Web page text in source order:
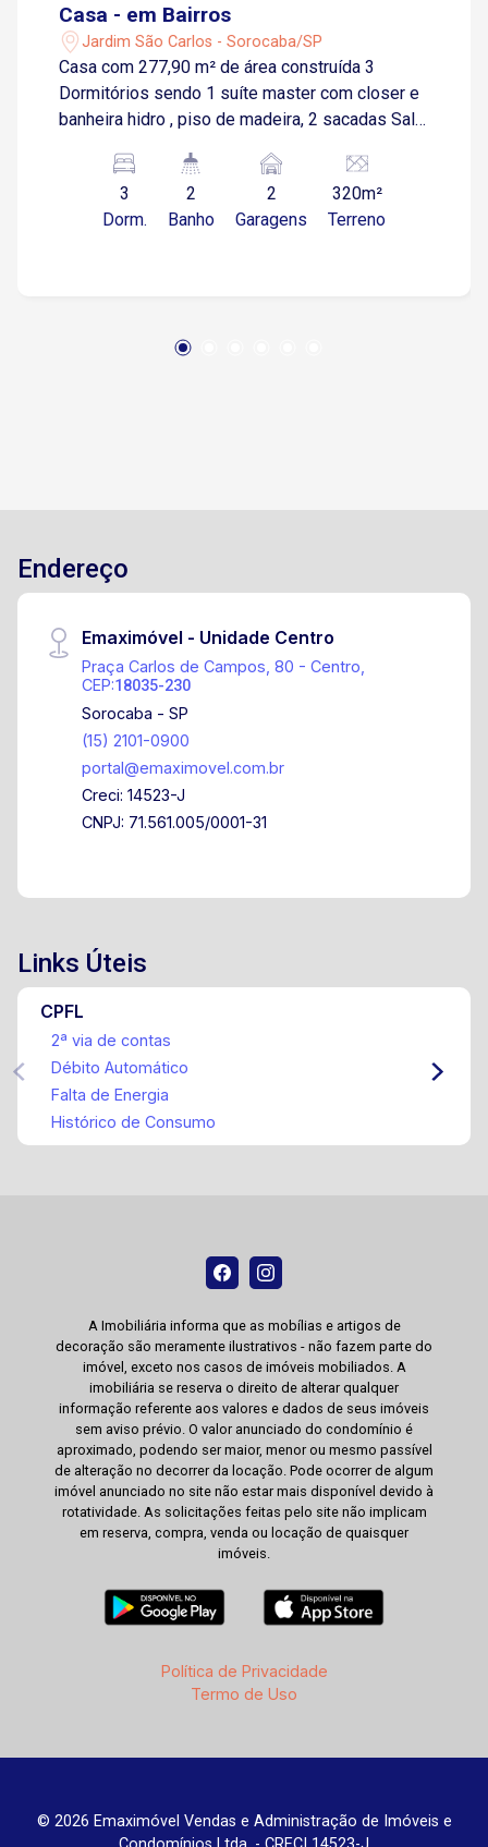
Casa - em Bairros
Jardim São Carlos - Sorocaba/SP
Casa com 277,90 m² de área construída 3
Dormitórios sendo 1 suíte master com closer e
banheira hidro , piso de madeira, 2 sacadas Sala
banheiros social Área de serviço Lavanderia 2
Vagas de garagem coberta
3
Dorm.
2
Banho
2
Garagens
320m²
Terreno
Endereço
Emaximóvel - Unidade Centro
Praça Carlos de Campos, 80 - Centro,
CEP:18035-230
Sorocaba - SP
(15) 2101-0900
portal@emaximovel.com.br
Creci: 14523-J
CNPJ: 71.561.005/0001-31
Links Úteis
CPFL
2ª via de contas
Débito Automático
Falta de Energia
Histórico de Consumo
A Imobiliária informa que as mobílias e artigos de
decoração são meramente ilustrativos - não fazem parte do
imóvel, exceto nos casos de imóveis mobiliados. A
imobiliária se reserva o direito de alterar qualquer
informação referente aos valores e dados de seus imóveis
sem aviso prévio. O valor anunciado do condomínio é
aproximado, podendo ser maior, menor ou mesmo passível
de alteração no decorrer da locação. Pode ocorrer de algum
imóvel anunciado no site não estar mais disponível devido à
rotatividade. As solicitações feitas pelo site não implicam
em reserva, compra, venda ou locação de quaisquer
imóveis.
Política de Privacidade
Termo de Uso
© 2026 Emaximóvel Vendas e Administração de Imóveis e